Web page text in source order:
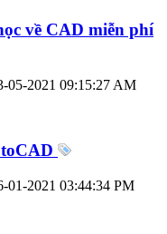
về CAD miễn phí
05-2021 09:15:27 AM
01-2021 03:44:34 PM